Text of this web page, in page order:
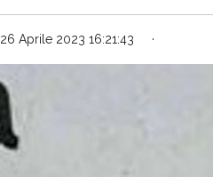
26 Aprile 2023 16:21:43